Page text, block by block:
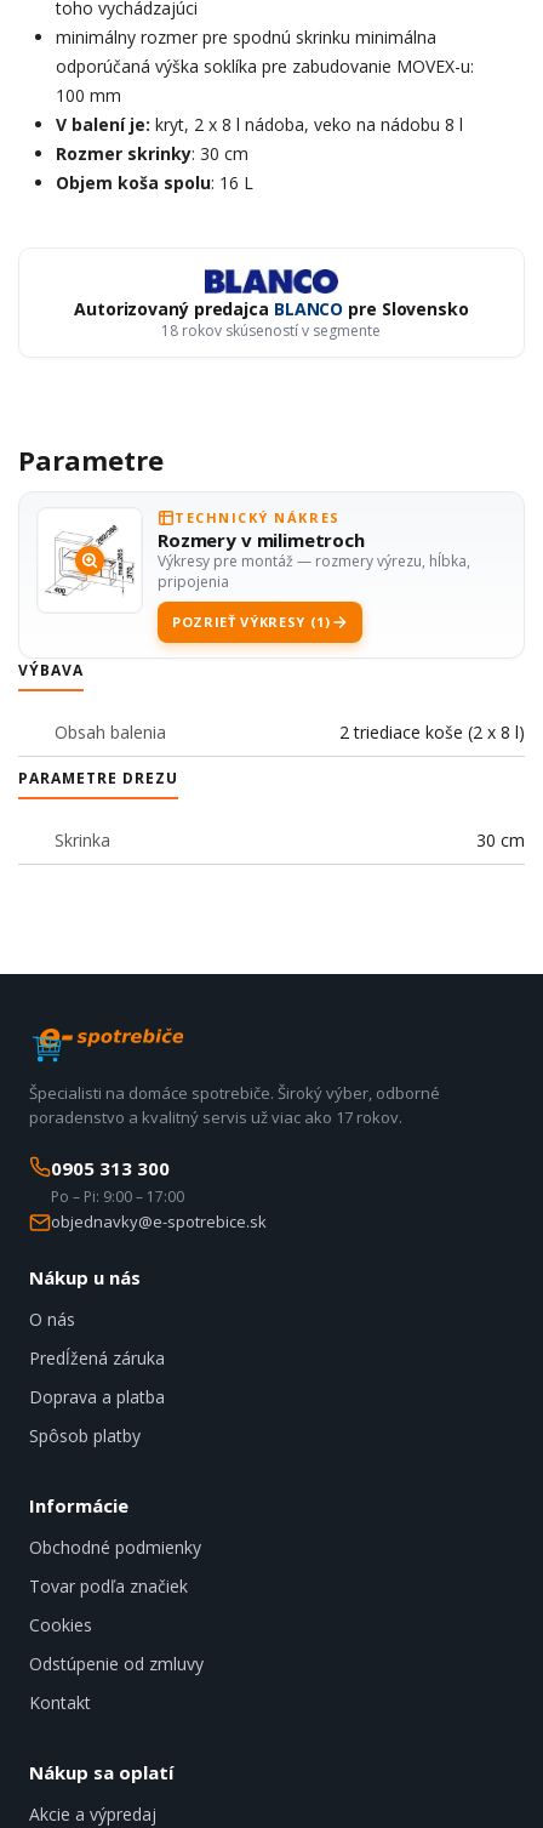
toho vychádzajúci
minimálny rozmer pre spodnú skrinku minimálna
odporúčaná výška soklíka pre zabudovanie MOVEX-u:
100 mm
V balení je: kryt, 2 x 8 l nádoba, veko na nádobu 8 l
Rozmer skrinky: 30 cm
Objem koša spolu: 16 L
Autorizovaný predajca BLANCO pre Slovensko
18 rokov skúseností v segmente
Parametre
TECHNICKÝ NÁKRES
Rozmery v milimetroch
Výkresy pre montáž — rozmery výrezu, hĺbka,
pripojenia
POZRIEŤ VÝKRESY (1)
VÝBAVA
Obsah balenia 2 triediace koše (2 x 8 l)
PARAMETRE DREZU
Skrinka 30 cm
Špecialisti na domáce spotrebiče. Široký výber, odborné
poradenstvo a kvalitný servis už viac ako 17 rokov.
0905 313 300
Po – Pi: 9:00 – 17:00
objednavky@e-spotrebice.sk
Nákup u nás
O nás
Predĺžená záruka
Doprava a platba
Spôsob platby
Informácie
Obchodné podmienky
Tovar podľa značiek
Cookies
Odstúpenie od zmluvy
Kontakt
Nákup sa oplatí
Akcie a výpredaj